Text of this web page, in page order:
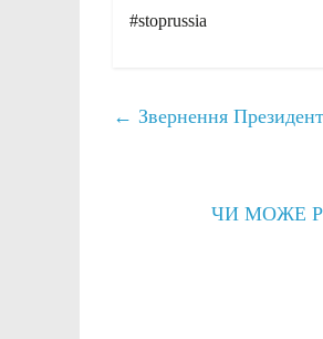
#stoprussia
← Звернення
ЧИ МОЖЕ